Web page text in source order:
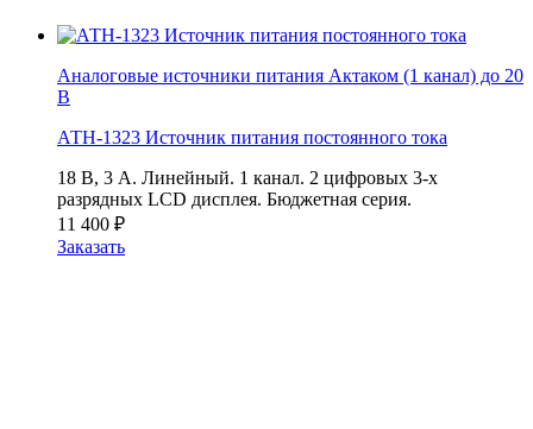
Аналоговые источники питания Актаком (1 канал) до 20
В
АТН-1323 Источник питания постоянного тока
18 В, 3 А. Линейный. 1 канал. 2 цифровых 3-х
разрядных LCD дисплея. Бюджетная серия.
11 400 ₽
Заказать